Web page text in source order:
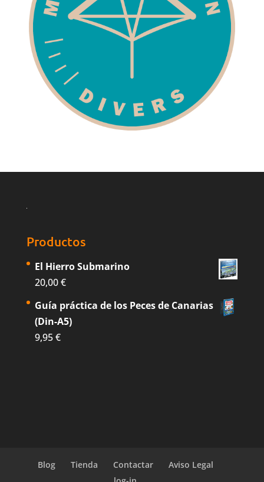
Productos
El Hierro Submarino
20,00€
Guía práctica de los Peces de Canarias
(Din-A5)
9,95€
Blog Tienda Contactar
Aviso Legal